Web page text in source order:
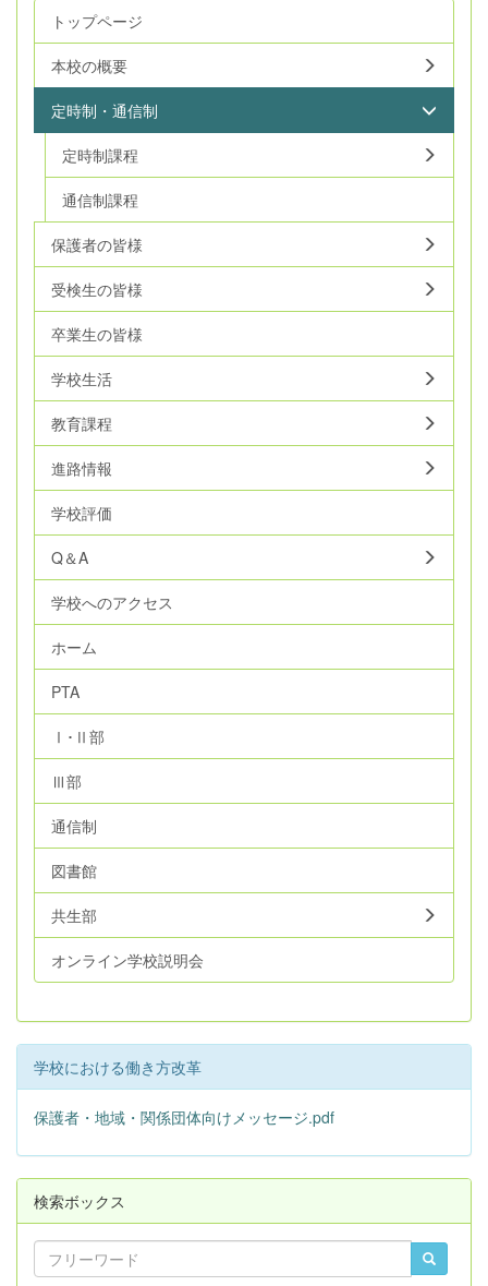
トップページ
本校の概要
定時制・通信制
定時制課程
通信制課程
保護者の皆様
受検生の皆様
卒業生の皆様
学校生活
教育課程
進路情報
学校評価
Q＆A
学校へのアクセス
ホーム
PTA
Ⅰ･Ⅱ部
Ⅲ部
通信制
図書館
共生部
オンライン学校説明会
学校における働き方改革
保護者・地域・関係団体向けメッセージ.pdf
検索ボックス